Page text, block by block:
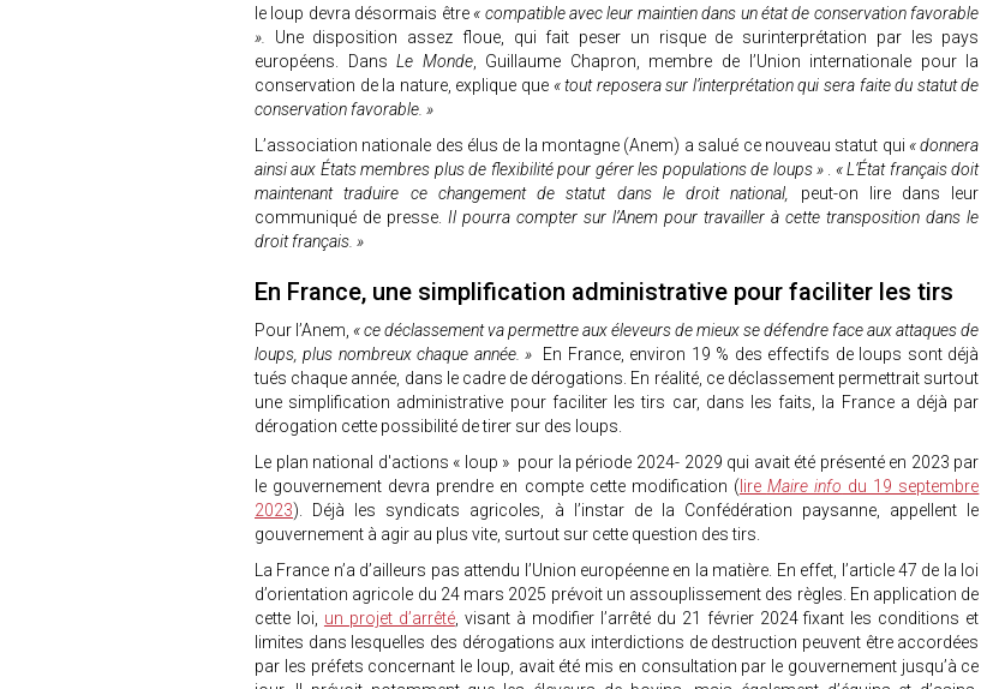
le loup devra désormais être « compatible avec leur maintien dans un état de conservation favorable
».
Une disposition assez floue, qui fait peser un risque de surinterprétation par les pays
européens. DansLe Monde, Guillaume Chapron, membre de l’Union internationale pour la
conservation de la nature, explique que « tout reposera sur l’interprétation qui sera faite du statut de
conservation favorable. »
L’association nationale des élus de la montagne (Anem) a salué ce nouveau statut qui « donnera
ainsi aux États membres plus de flexibilité pour gérer les populations de loups »
« L’État français doit
maintenant traduire ce changement de statut dans le droit national, peut-on lire dans leur
communiqué de presse. Il pourra compter sur l’Anem pour travailler à cette transposition dans le
droit français. »
En France, une simplification administrative pour faciliter les tirs
Pour l’Anem, « ce déclassement va permettre aux éleveurs de mieux se défendre face aux attaques de
loups, plus nombreux chaque année. »
En France, environ 19 % des effectifs de loups sont déjà
tués chaque année, dans le cadre de dérogations. En réalité, ce déclassement permettrait surtout
une simplification administrative pour faciliter les tirs car, dans les faits, la France a déjà par
dérogation cette possibilité de tirer sur des loups.
Le plan national d'actions « loup » pour la période 2024- 2029 qui avait été présenté en 2023 par
le gouvernement devra prendre en compte cette modification ( lire Maire info du 19 septembre
2023). Déjà les syndicats agricoles, à l’instar de la Confédération paysanne, appellent le
gouvernement à agir au plus vite, surtout sur cette question des tirs.
La France n’a d’ailleurs pas attendu l’Union européenne en la matière. En effet, l’article 47 de la loi
d’orientation agricole du 24 mars 2025 prévoit un assouplissement des règles. En application de
cette loi, un projet d’arrêté, visant à modifier l’arrêté du 21 février 2024 fixant les conditions et
limites dans lesquelles des dérogations aux interdictions de destruction peuvent être accordées
par les préfets concernant le loup, avait été mis en consultation par le gouvernement jusqu’à ce